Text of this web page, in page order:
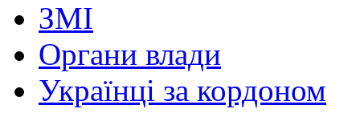
ЗМІ
Органи влади
Українці за кордоном